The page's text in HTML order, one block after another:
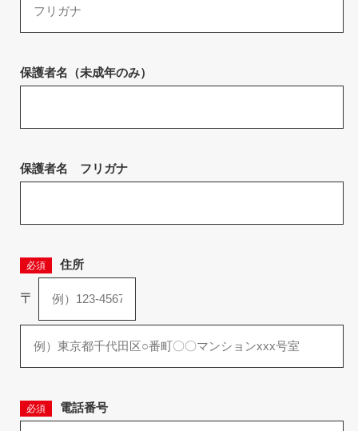
保護者名（未成年のみ）
保護者名 フリガナ
必須 住所
〒
必須 電話番号